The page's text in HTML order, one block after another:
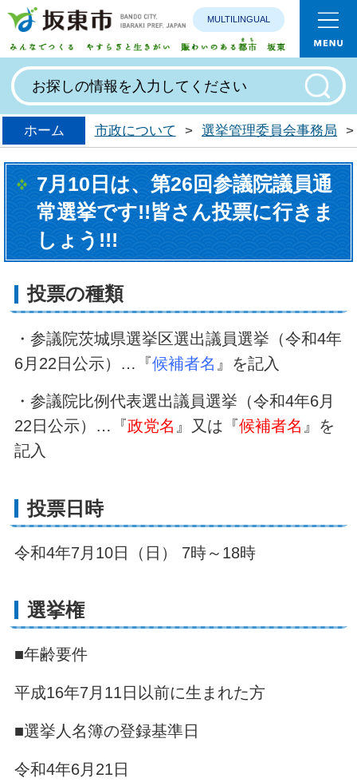
みんなで
MULTILINGUAL
ホーム 市政について > 選挙管理委員会事務局 >
7月10日は、第26回参議院議員通
常選挙です!!皆さん投票に行きま
しょう!!!
投票の種類
・参議院茨城県選挙区選出議員選挙（令和4年
6月22日公示）…『候補者名 』を記入
・参議院比例代表選出議員選挙（令和4年6月
22日公示）…『政党名 』又は『候補者名 』を
記入
投票日時
令和4年7月10日（日） 7時～18時
選挙権
■年齢要件
平成16年7月11日以前に生まれた方
■選挙人名簿の登録基準日
令和4年6月21日